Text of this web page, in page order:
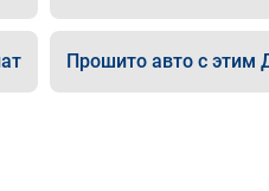
Прошито авто с этим